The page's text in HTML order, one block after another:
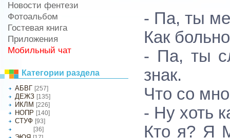
Новости фентези
Фотоальбом
Гостевая книга
Приложения
Мобильный чат
Категории раздела
АБВГ [257]
ДЕЖЗ [135]
ИКЛМ [226]
НОПР [140]
СТУФ [93]
[36]
- Па, ты
Как
- Па, ты
знак.
Что со
- Ну хоть
Кто я? Я